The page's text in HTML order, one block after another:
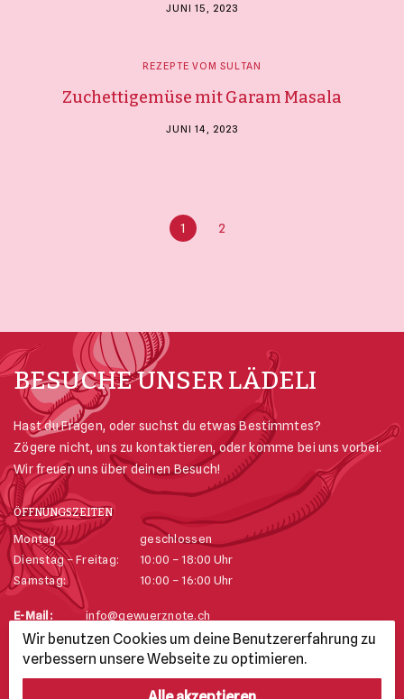
JUNI 15, 2023
REZEPTE VOM SULTAN
Zuchettigemüse mit Garam Masala
JUNI 14, 2023
1 2
BESUCHE UNSER LÄDELI
Hast du Fragen, oder suchst du etwas Bestimmtes?
Zögere nicht, uns zu kontaktieren, oder komme bei uns vorbei.
Wir freuen uns über deinen Besuch!
ÖFFNUNGSZEITEN
Montag
geschlossen
Dienstag – Freitag:
10:00 – 18:00 Uhr
Samstag:
10:00 – 16:00 Uhr
E-Mail:
info@gewuerznote.ch
Telefon:
+41 52 625 74 23
Adresse:
Stadthausgasse 25, 8200 Schaffhausen
Wir benutzen Cookies um deine Benutzererfahrung zu
verbessern unsere Webseite zu optimieren.